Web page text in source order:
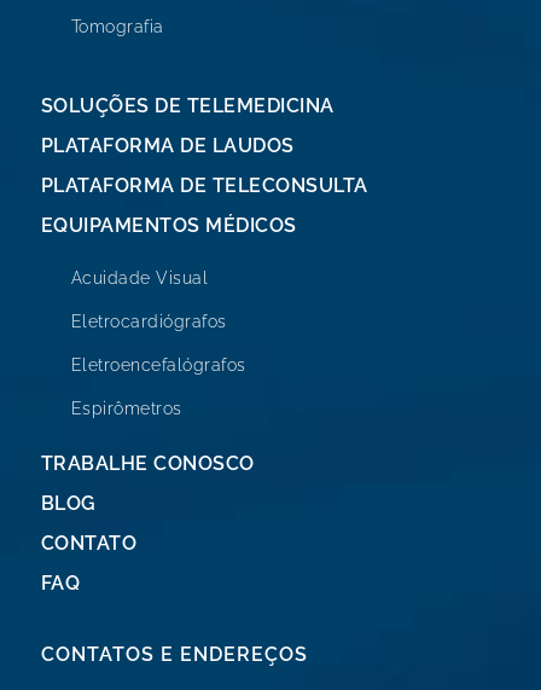
Tomografia
SOLUÇÕES DE TELEMEDICINA
PLATAFORMA DE LAUDOS
PLATAFORMA DE TELECONSULTA
EQUIPAMENTOS MÉDICOS
Acuidade Visual
Eletrocardiógrafos
Eletroencefalógrafos
Espirômetros
TRABALHE CONOSCO
BLOG
CONTATO
FAQ
CONTATOS E ENDEREÇOS